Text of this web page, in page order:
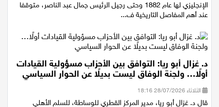
ب. محمود يزبك استعرض التاريخ الحديث لمصر من بداية الاحتلال
الإنجليزي لها عام 1882 وحتى رجيل الرئيس جمال عبد الناصر، متوقفا
د. غزال أبو ريا: التوافق بين الأحزاب مسؤولية القيادات
أولًا… ولجنة الوفاق ليست بديلًا عن الحوار السياسي
الثلاثاء 28/07/2026 18:16